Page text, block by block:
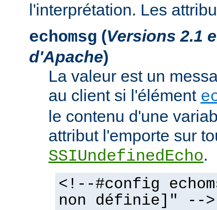
l'interprétation. Les
echomsg (Versions 2.1
d'Apache)
La valeur est un
au client si l'élément
le contenu d'une
attribut l'emporte sur
SSIUndefinedEcho.
<!--#config
non définie]" -->